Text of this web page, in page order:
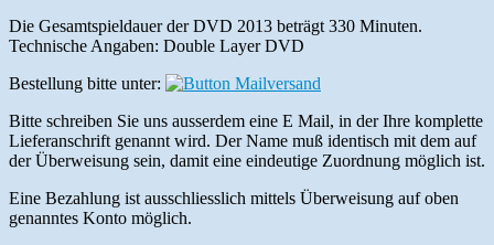
Die Gesamtspieldauer der DVD 2013 beträgt 330 Minuten.
Technische Angaben: Double Layer DVD
Bestellung bitte unter:
Bitte schreiben Sie uns ausserdem eine E Mail, in der Ihre komplette
Lieferanschrift genannt wird. Der Name muß identisch mit dem auf
der Überweisung sein, damit eine eindeutige Zuordnung möglich ist.
Eine Bezahlung ist ausschliesslich mittels Überweisung auf oben
genanntes Konto möglich.